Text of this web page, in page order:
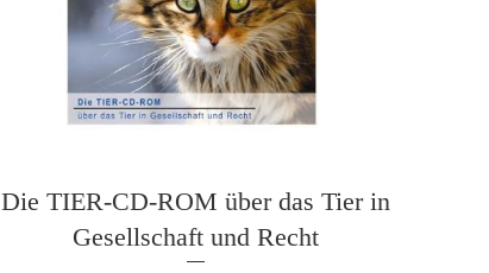
Die TIER-CD-ROM über das Tier in
Gesellschaft und Recht